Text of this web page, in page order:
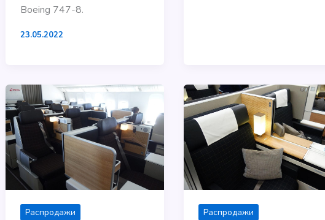
Boeing 747-8.
23.05.2022
Распродажи Распродажи